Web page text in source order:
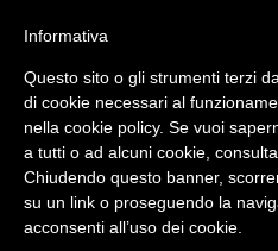
Foto
Tokina
AT-X 11-
PRO
diGiacomo Richichi
Informativa
Questo sito o gli strumenti terzi
di cookie necessari al
nella cookie policy. Se vuoi
a tutti o ad alcuni cookie,
Chiudendo questo banner,
su un link o proseguendo la
acconsenti all’uso dei cookie.